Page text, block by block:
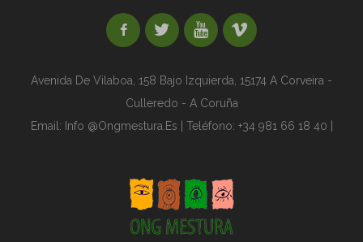
Avenida De Vilaboa, 158 Bajo Izquierda, 15174 A Corveira -
Culleredo - A Coruña
Email: Info @ongmestura.es | Teléfono: +34 981 66 18 40 |